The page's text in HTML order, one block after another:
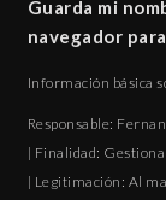
Guarda mi
navegador
Información básica
Responsable:
| Finalidad:
| Legitimación: Al